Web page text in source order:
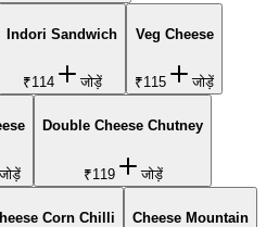
Indori Sandwich
₹114 जोड़ें
Veg Cheese
₹115 जोड़ें
Double Cheese Chutney
₹119 जोड़ें
Corn Chilli Cheese Mountain